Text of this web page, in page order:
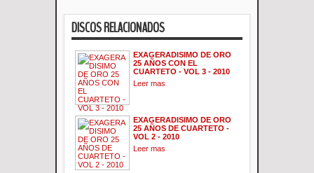
DISCOS RELACIONADOS
EXAGERADISIMO DE ORO
25 AÑOS CON EL
CUARTETO - VOL 3 - 2010
Leer mas
EXAGERADISIMO DE ORO
25 AÑOS DE CUARTETO -
VOL 2 - 2010
Leer mas